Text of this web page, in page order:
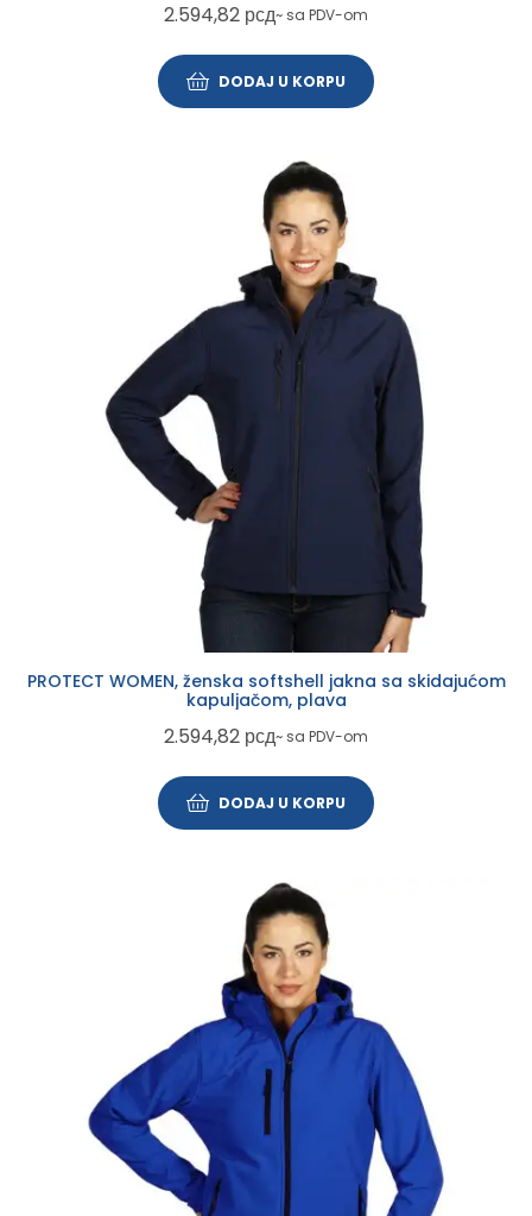
2.594,82 рсд~ sa PDV-om
DODAJ U KORPU
PROTECT WOMEN, ženska softshell jakna sa skidajućom
kapuljačom, plava
2.594,82 рсд~ sa PDV-om
DODAJ U KORPU